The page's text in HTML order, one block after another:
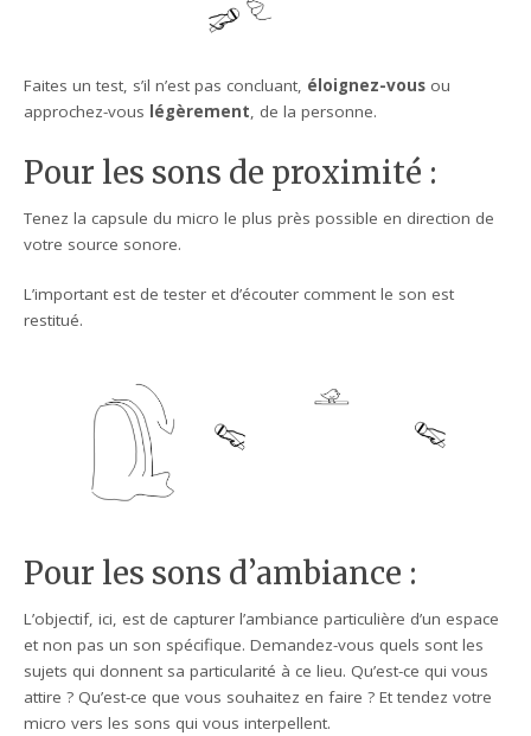
Faites un test, s’il n’est pas concluant, éloignez-vous ou
approchez-vous légèrement, de la personne.
Pour les sons de proximité :
Tenez la capsule du micro le plus près possible en direction de
votre source sonore.
L’important est de tester et d’écouter comment le son est
restitué.
Pour les sons d’ambiance :
L’objectif, ici, est de capturer l’ambiance particulière d’un espace
et non pas un son spécifique. Demandez-vous quels sont les
sujets qui donnent sa particularité à ce lieu. Qu’est-ce qui vous
attire ? Qu’est-ce que vous souhaitez en faire ? Et tendez votre
micro vers les sons qui vous interpellent.